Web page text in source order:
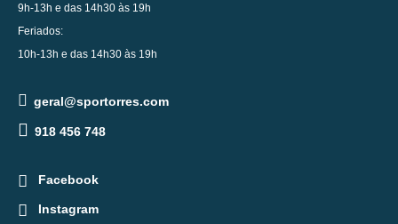
9h-13h e das 14h30 às 19h
Feriados:
10h-13h e das 14h30 às 19h
geral@sportorres.com
918 456 748
Facebook
Instagram